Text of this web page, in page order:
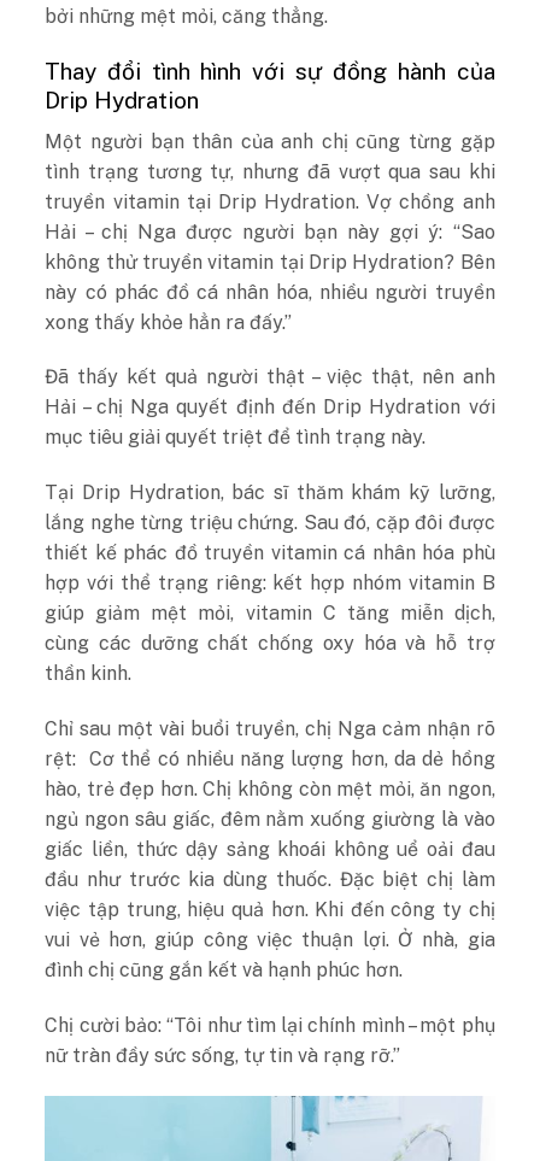
bởi những mệt mỏi, căng thẳng.
Thay đổi tình hình với sự đồng hành của
Drip Hydration
Một người bạn thân của anh chị cũng từng gặp
tình trạng tương tự, nhưng đã vượt qua sau khi
truyền vitamin tại Drip Hydration. Vợ chồng anh
Hải – chị Nga được người bạn này gợi ý: “Sao
không thử truyền vitamin tại Drip Hydration? Bên
này có phác đồ cá nhân hóa, nhiều người truyền
xong thấy khỏe hẳn ra đấy.”
Đã thấy kết quả người thật – việc thật, nên anh
Hải – chị Nga quyết định đến Drip Hydration với
mục tiêu giải quyết triệt để tình trạng này.
Tại Drip Hydration, bác sĩ thăm khám kỹ lưỡng,
lắng nghe từng triệu chứng. Sau đó, cặp đôi được
thiết kế phác đồ truyền vitamin cá nhân hóa phù
hợp với thể trạng riêng: kết hợp nhóm vitamin B
giúp giảm mệt mỏi, vitamin C tăng miễn dịch,
cùng các dưỡng chất chống oxy hóa và hỗ trợ
thần kinh.
Chỉ sau một vài buổi truyền, chị Nga cảm nhận rõ
rệt: Cơ thể có nhiều năng lượng hơn, da dẻ hồng
hào, trẻ đẹp hơn. Chị không còn mệt mỏi, ăn ngon,
ngủ ngon sâu giấc, đêm nằm xuống giường là vào
giấc liền, thức dậy sảng khoái không uể oải đau
đầu như trước kia dùng thuốc. Đặc biệt chị làm
việc tập trung, hiệu quả hơn. Khi đến công ty chị
vui vẻ hơn, giúp công việc thuận lợi. Ở nhà, gia
đình chị cũng gắn kết và hạnh phúc hơn.
Chị cười bảo: “Tôi như tìm lại chính mình – một phụ
nữ tràn đầy sức sống, tự tin và rạng rỡ.”